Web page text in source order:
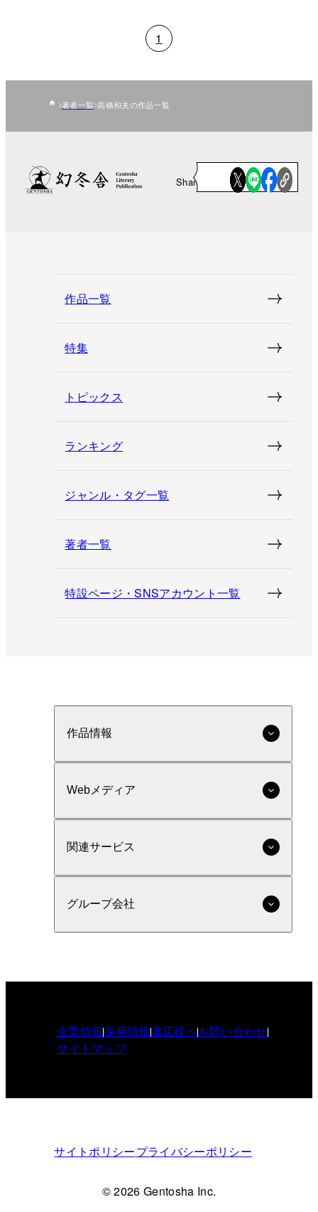
1
著者一覧 高橋和夫の作品一覧
Share
作品一覧
特集
トピックス
ランキング
ジャンル・タグ一覧
著者一覧
特設ページ・SNSアカウント一覧
作品情報
Webメディア
関連サービス
グループ会社
企業情報採用情報書店様へお問い合わせ
サイトマップ
サイトポリシープライバシーポリシー
© 2026 Gentosha Inc.